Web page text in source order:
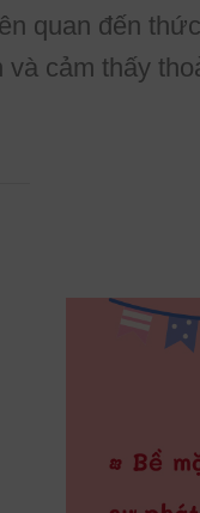
quan đến
cảm thấy